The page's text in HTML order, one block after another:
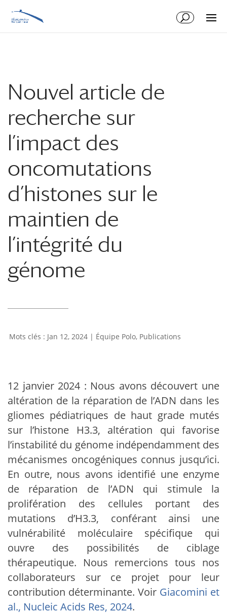
Nouvel article de
recherche sur
l’impact des
oncomutations
d’histones sur le
maintien de
l’intégrité du
génome
Jan 12, 2024 | Équipe Polo, Publications
12 janvier 2024 : Nous avons découvert une
altération de la réparation de l’ADN dans les
gliomes pédiatriques de haut grade mutés
sur l’histone H3.3, altération qui favorise
l’instabilité du génome indépendamment des
mécanismes oncogéniques connus jusqu’ici.
En outre, nous avons identifié une enzyme
de réparation de l’ADN qui stimule la
prolifération des cellules portant des
mutations d’H3.3, conférant ainsi une
vulnérabilité moléculaire spécifique qui
ouvre des possibilités de ciblage
thérapeutique. Nous remercions tous nos
collaborateurs sur ce projet pour leur
contribution déterminante. Voir Giacomini et
al., Nucleic Acids Res, 2024.